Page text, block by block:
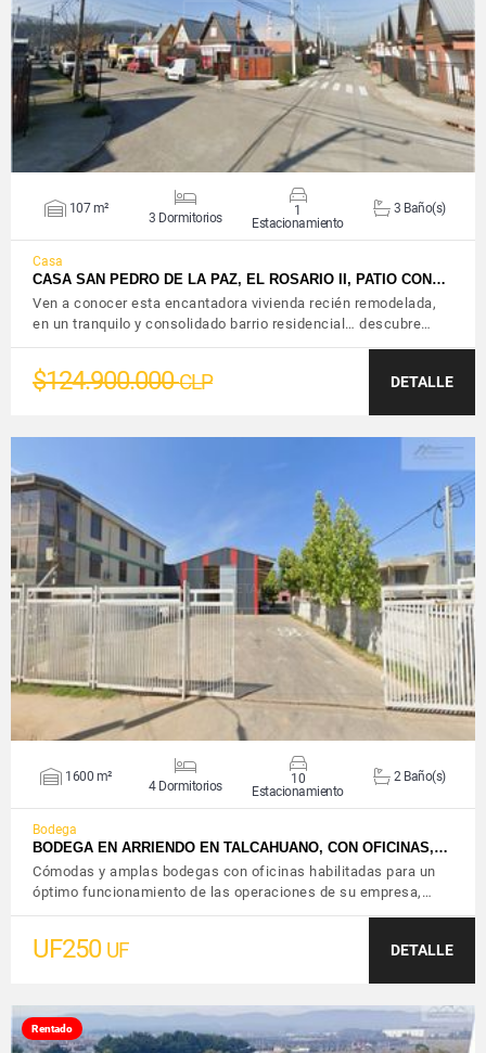
VER DETALLES
107 m²
3 Dormitorios
1
Estacionamiento
3 Baño(s)
Casa
CASA SAN PEDRO DE LA PAZ, EL ROSARIO II, PATIO CON…
Ven a conocer esta encantadora vivienda recién remodelada,
en un tranquilo y consolidado barrio residencial… descubre…
$124.900.000CLP DETALLE
VER DETALLES
1600 m²
4 Dormitorios
10
Estacionamiento
2 Baño(s)
Bodega
BODEGA EN ARRIENDO EN TALCAHUANO, CON OFICINAS,…
Cómodas y amplas bodegas con oficinas habilitadas para un
óptimo funcionamiento de las operaciones de su empresa,…
UF250 UF DETALLE
Rentado